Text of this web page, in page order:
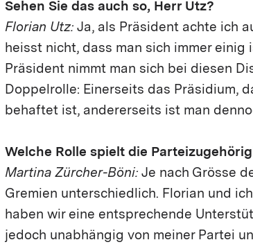
Sehen Sie das auch so, Herr Utz?
Florian Utz: Ja, als Präsident achte ich
heisst nicht, dass man sich immer
Präsident nimmt man sich bei diesen
Doppelrolle: Einerseits das Präsidium,
behaftet ist, andererseits ist man
Welche Rolle spielt die
Martina Zürcher-Böni: Je nach Grösse
Gremien unterschiedlich. Florian und
haben wir eine entsprechende
jedoch unabhängig von meiner Partei